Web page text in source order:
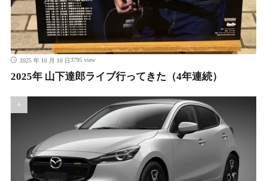
2025 年 10 月 10 日3795 view
2025年 山下達郎ライブ行ってきた（4年連続）